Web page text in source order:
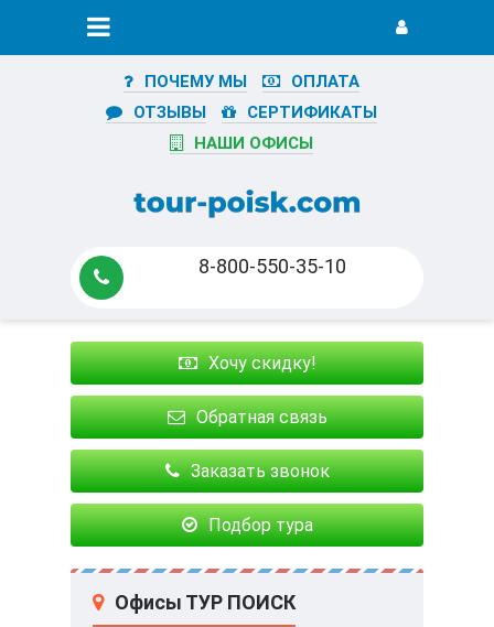
ПОЧЕМУ МЫ
ОПЛАТА
ОТЗЫВЫ
СЕРТИФИКАТЫ
НАШИ ОФИСЫ
8-800-550-35-10
Хочу скидку!
Обратная связь
Заказать звонок
Подбор тура
Офисы ТУР ПОИСК